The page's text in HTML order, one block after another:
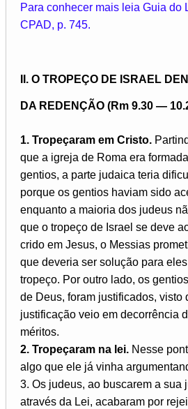
Para conhecer mais leia Guia do
CPAD, p. 745.
II. O TROPEÇO DE ISRAEL
DA REDENÇÃO (Rm 9.30 —
1. Tropeçaram em Cristo.
que a igreja de Roma era
gentios, a parte judaica teria
porque os gentios haviam sido
enquanto a maioria dos judeus
que o tropeço de Israel se deve
crido em Jesus, o Messias
que deveria ser solução para
tropeço. Por outro lado, os
de Deus, foram justificados, visto
justificação veio em decorrência
méritos.
2. Tropeçaram na lei. Nesse
algo que ele já vinha
3. Os judeus, ao buscarem a sua
através da Lei, acabaram por